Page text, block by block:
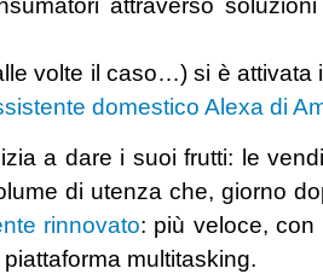
attraverso
volte il caso…) si è
domestico Alexa di
a dare i suoi frutti: le
di utenza che, giorno
rinnovato: più veloce,
multitasking.